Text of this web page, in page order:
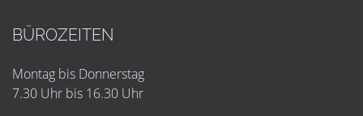
BÜROZEITEN
Montag bis Donnerstag
7.30 Uhr bis 16.30 Uhr